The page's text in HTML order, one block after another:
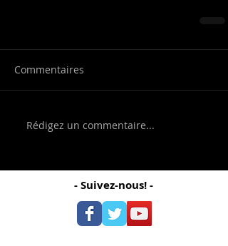
Commentaires
Rédigez un commentaire...
- Suivez-nous! -